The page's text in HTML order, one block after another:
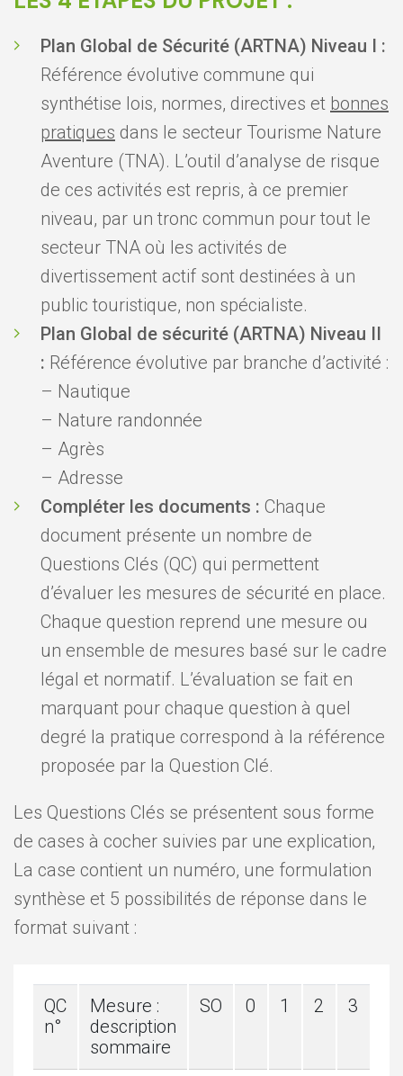
Plan Global de Sécurité (ARTNA) Niveau I :
Référence évolutive commune qui
synthétise lois, normes, directives et bonnes
pratiques dans le secteur Tourisme Nature
Aventure (TNA). L’outil d’analyse de risque
de ces activités est repris, à ce premier
niveau, par un tronc commun pour tout le
secteur TNA où les activités de
divertissement actif sont destinées à un
public touristique, non spécialiste.
Plan Global de sécurité (ARTNA) Niveau II
: Référence évolutive par branche d’activité :
– Nautique
– Nature randonnée
– Agrès
– Adresse
Compléter les documents : Chaque
document présente un nombre de
Questions Clés (QC) qui permettent
d’évaluer les mesures de sécurité en place.
Chaque question reprend une mesure ou
un ensemble de mesures basé sur le cadre
légal et normatif. L’évaluation se fait en
marquant pour chaque question à quel
degré la pratique correspond à la référence
proposée par la Question Clé.
Les Questions Clés se présentent sous forme
de cases à cocher suivies par une explication,
La case contient un numéro, une formulation
synthèse et 5 possibilités de réponse dans le
format suivant :
QC
n°
Mesure :
description
sommaire
SO 0 1 2 3